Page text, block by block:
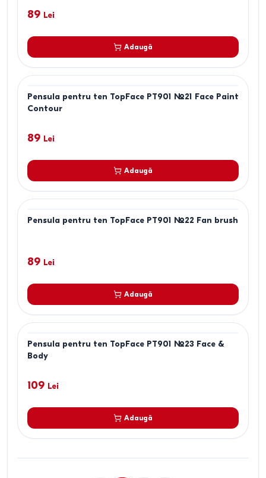
89 Lei
Adaugă
Pensula pentru ten TopFace PT901 №21 Face Paint
Contour
89 Lei
Adaugă
Pensula pentru ten TopFace PT901 №22 Fan brush
89 Lei
Adaugă
Pensula pentru ten TopFace PT901 №23 Face &
Body
109 Lei
Adaugă